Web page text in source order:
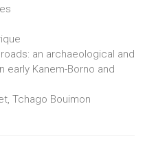
an archaeological and
Kanem-Borno and
Tchago Bouimon